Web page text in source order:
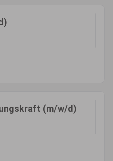
(m/w/d)